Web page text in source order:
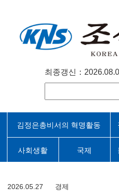
최종갱신：
김정은총비서의 혁명활동
사회생활 국제
2026.05.27 경제